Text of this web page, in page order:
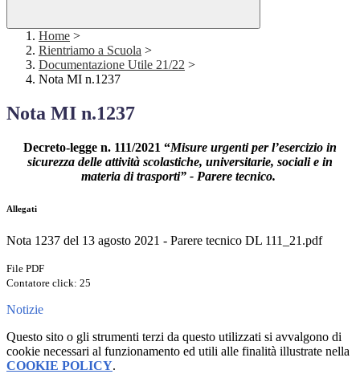
Home >
Rientriamo a Scuola >
Documentazione Utile 21/22 >
Nota MI n.1237
Nota MI n.1237
Decreto-legge n. 111/2021 “Misure urgenti per l’esercizio in
sicurezza delle attività scolastiche, universitarie, sociali e in
materia di trasporti” - Parere tecnico.
Allegati
Nota 1237 del 13 agosto 2021 - Parere tecnico DL 111_21.pdf
File PDF
Contatore click: 25
Notizie
Questo sito o gli strumenti terzi da questo utilizzati si avvalgono di
cookie necessari al funzionamento ed utili alle finalità illustrate nella
COOKIE POLICY.